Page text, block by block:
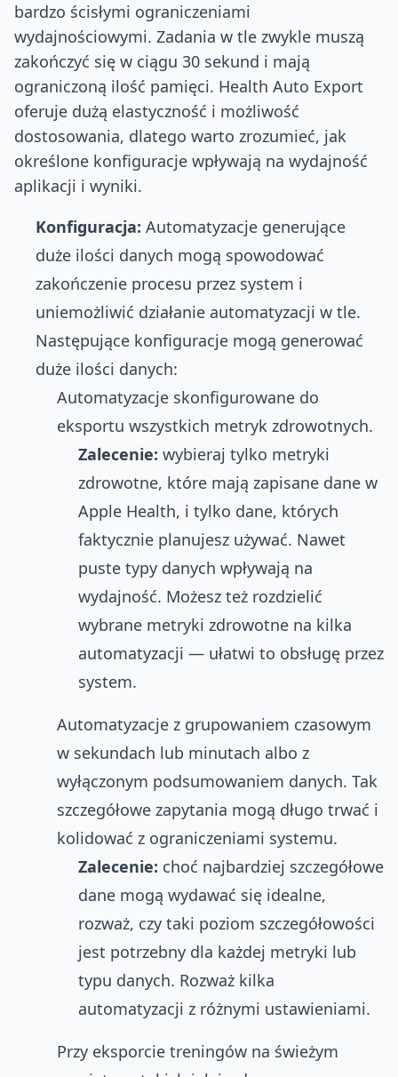
bardzo ścisłymi ograniczeniami
wydajnościowymi. Zadania w tle zwykle muszą
zakończyć się w ciągu 30 sekund i mają
ograniczoną ilość pamięci. Health Auto Export
oferuje dużą elastyczność i możliwość
dostosowania, dlatego warto zrozumieć, jak
określone konfiguracje wpływają na wydajność
aplikacji i wyniki.
Konfiguracja: Automatyzacje generujące
duże ilości danych mogą spowodować
zakończenie procesu przez system i
uniemożliwić działanie automatyzacji w tle.
Następujące konfiguracje mogą generować
duże ilości danych:
Automatyzacje skonfigurowane do
eksportu wszystkich metryk zdrowotnych.
Zalecenie: wybieraj tylko metryki
zdrowotne, które mają zapisane dane w
Apple Health, i tylko dane, których
faktycznie planujesz używać. Nawet
puste typy danych wpływają na
wydajność. Możesz też rozdzielić
wybrane metryki zdrowotne na kilka
automatyzacji — ułatwi to obsługę przez
system.
Automatyzacje z grupowaniem czasowym
w sekundach lub minutach albo z
wyłączonym podsumowaniem danych. Tak
szczegółowe zapytania mogą długo trwać i
kolidować z ograniczeniami systemu.
Zalecenie: choć najbardziej szczegółowe
dane mogą wydawać się idealne,
rozważ, czy taki poziom szczegółowości
jest potrzebny dla każdej metryki lub
typu danych. Rozważ kilka
automatyzacji z różnymi ustawieniami.
Przy eksporcie treningów na świeżym